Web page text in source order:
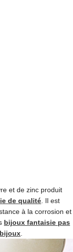
et de zinc produit
de qualité. Il est
à la corrosion et
bijoux fantaisie pas
.